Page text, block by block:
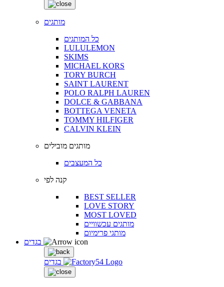
מותגים
כל המותגים
LULULEMON
SKIMS
MICHAEL KORS
TORY BURCH
SAINT LAURENT
POLO RALPH LAUREN
DOLCE & GABBANA
BOTTEGA VENETA
TOMMY HILFIGER
CALVIN KLEIN
מותגים מובילים
כל המעצבים
קנה לפי
BEST SELLER
LOVE STORY
MOST LOVED
מותגים עכשוויים
מותגי פרימיום
בגדים